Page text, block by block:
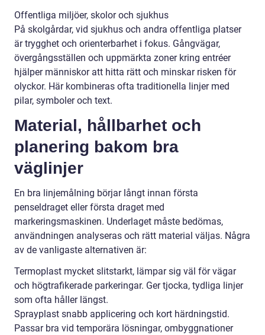
Offentliga miljöer, skolor och sjukhus
På skolgårdar, vid sjukhus och andra offentliga platser
är trygghet och orienterbarhet i fokus. Gångvägar,
övergångsställen och uppmärkta zoner kring entréer
hjälper människor att hitta rätt och minskar risken för
olyckor. Här kombineras ofta traditionella linjer med
pilar, symboler och text.
Material, hållbarhet och
planering bakom bra
väglinjer
En bra linjemålning börjar långt innan första
penseldraget eller första draget med
markeringsmaskinen. Underlaget måste bedömas,
användningen analyseras och rätt material väljas. Några
av de vanligaste alternativen är:
Termoplast mycket slitstarkt, lämpar sig väl för vägar
och högtrafikerade parkeringar. Ger tjocka, tydliga linjer
som ofta håller längst.
Sprayplast snabb applicering och kort härdningstid.
Passar bra vid temporära lösningar, ombyggnationer